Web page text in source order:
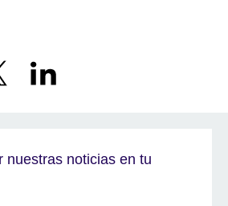
nuestras noticias en tu